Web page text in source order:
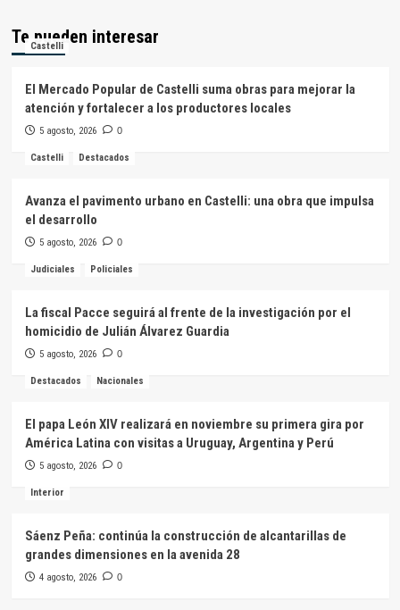
Te pueden interesar
Castelli
El Mercado Popular de Castelli suma obras para mejorar la
atención y fortalecer a los productores locales
5 agosto, 2026 0
Castelli Destacados
Avanza el pavimento urbano en Castelli: una obra que impulsa
el desarrollo
5 agosto, 2026 0
Judiciales Policiales
La fiscal Pacce seguirá al frente de la investigación por el
homicidio de Julián Álvarez Guardia
5 agosto, 2026 0
Destacados Nacionales
El papa León XIV realizará en noviembre su primera gira por
América Latina con visitas a Uruguay, Argentina y Perú
5 agosto, 2026 0
Interior
Sáenz Peña: continúa la construcción de alcantarillas de
grandes dimensiones en la avenida 28
4 agosto, 2026 0